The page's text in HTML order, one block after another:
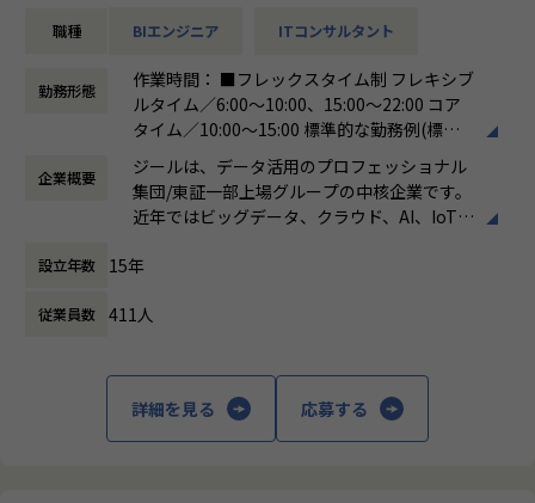
■組織紹介（アカウントマネジメント室について）
ライズ企業）に対して、中長期的なビジネス価値創出を担う
単なるプロジェクト遂行に留まらず、顧客の経営・事業課題
に深く入り込み、「共に事業を創るパートナー」として伴走
します。
営業・データエンジニア・コンサルタントと密に連携しなが
ることがミッションです。
略立案・実行をリードします。
●DOMOを含む、データ統合基盤に関わる各種製品・サービ
画面（ダッシュボードやレポート、帳票など）作成
●PowerPoint等を用いた提案資料の作成とプレゼンテーシ
●ベンダーとのアライアンス活動（資格取得やイベント参加
など）
・クラウド型BIプラットフォーム。データの収集から蓄積、
・BuzzというコミュケーションツールやAppsというライト
【組織の特徴・魅力】
・「真のデータドリブンコンサルティング」を体現すべく、
お客様の真のパートナーになることを目標としています。
職種 BIエンジニア ITコンサルタント
勤務形態
作業時間： ■フレックスタイム制 フレキシブ
ルタイム／6:00～10:00、15:00～22:00 コア
タイム／10:00～15:00 標準的な勤務例(標準
労働時間)／9:00～18:00
働き方：フレックス制（コアタイムあり）
時間外労働の有無： 有（月平均19時間）
休憩時間： 60分
企業概要
ジールは、データ活用のプロフェッショナル
集団/東証一部上場グループの中核企業です。
近年ではビッグデータ、クラウド、AI、IoTを
する立場にスコープを拡張しています。
顧客の大半は大手企業となっており、30年以
■Mission：専門性と技術力、高度な分析ノ
設立年数 15年
従業員数 411人
詳細を見る 応募する